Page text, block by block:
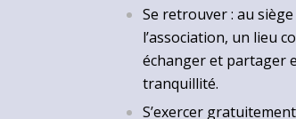
Se retrouver : au siège
l’association, un lieu
échanger et partager
tranquillité.
S’exercer